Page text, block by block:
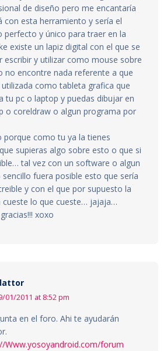
de diseño pero me encantaría
con esta herramiento y sería el
perfecto y único para traer en la
existe un lapiz digital con el que se
escribir y utilizar como mouse sobre
no encontre nada referente a que
como tableta grafica que
tu pc o laptop y puedas dibujar en
o coreldraw o algun programa por
porque como tu ya la tienes
supieras algo sobre esto o que si
tal vez con un software o algun
fuera posible esto que sería
y con el que por supuesto la
cueste lo que cueste… jajaja…
xoxo
01/2011 at 8:52 pm
en el foro. Ahi te ayudarán
Www.yosoyandroid.com/forum